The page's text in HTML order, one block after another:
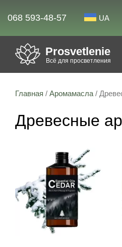
068 593-48-57 UA
Prosvetlenie
Всё для просветления
Главная / Аромамасла /
Древесные